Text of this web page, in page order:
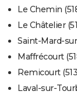
Le Chemin
Le Châtelier
Saint-Mard-
Maffrécourt
Remicourt
Laval-sur-